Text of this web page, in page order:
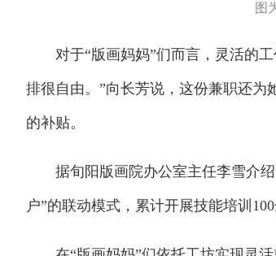
图
对于“版画妈妈”们而言，灵活的工
排很自由。”向长芳说，这份兼职还
的补贴。
据旬阳版画院办公室主任李雪介绍
户”的联动模式，累计开展技能培训